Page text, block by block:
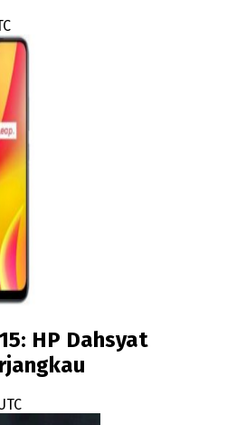
HP Dahsyat